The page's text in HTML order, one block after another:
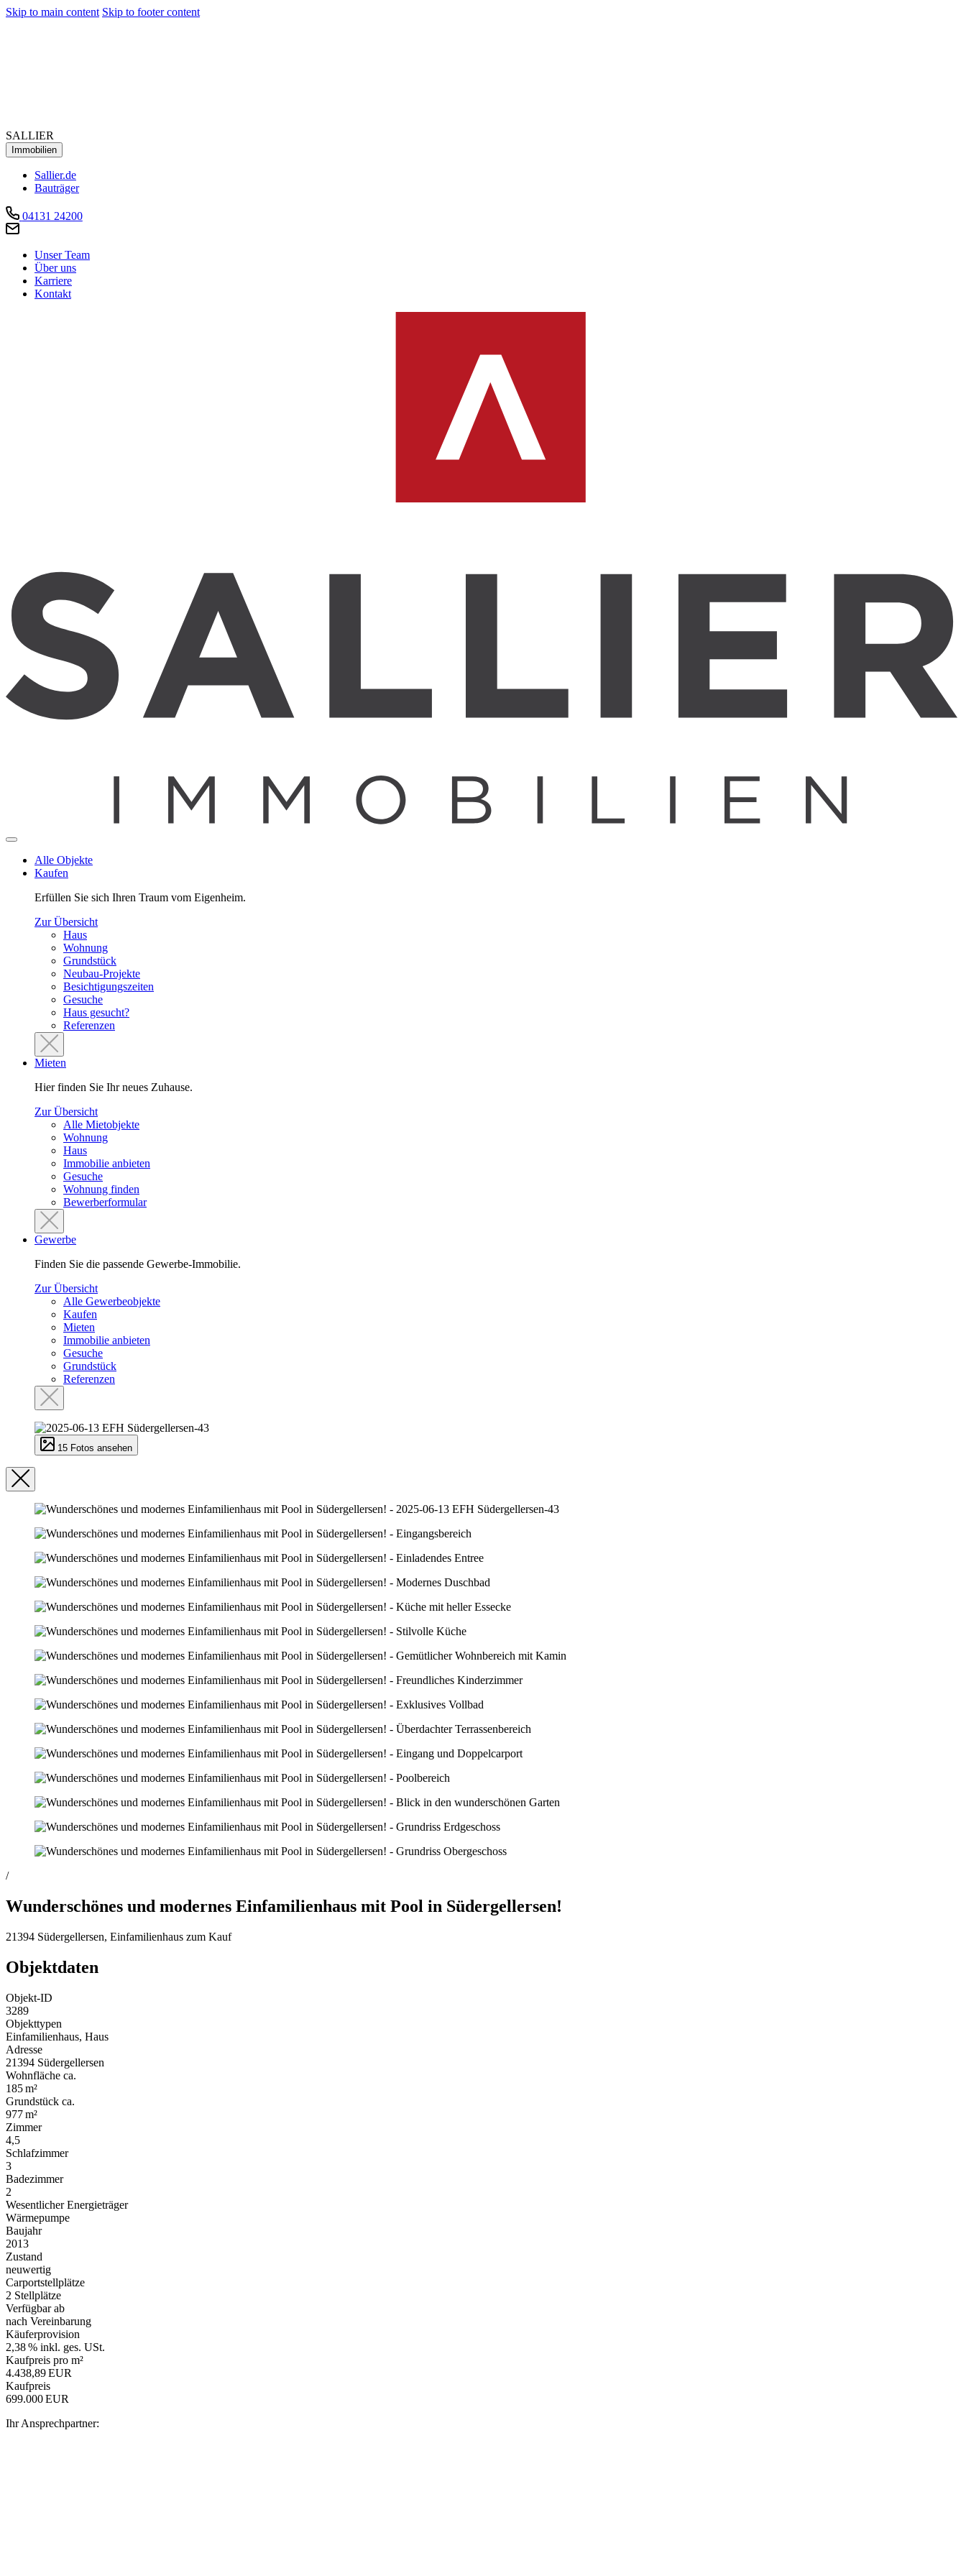
Skip to main content Skip to footer content
SALLIER
Immobilien
Sallier.de
Bauträger
04131 24200
Unser Team
Über uns
Karriere
Kontakt
Alle Objekte
Kaufen
Erfüllen Sie sich Ihren Traum vom Eigenheim.
Zur Übersicht
Haus
Wohnung
Grundstück
Neubau-Projekte
Besichtigungszeiten
Gesuche
Haus gesucht?
Referenzen
Mieten
Hier finden Sie Ihr neues Zuhause.
Zur Übersicht
Alle Mietobjekte
Wohnung
Haus
Immobilie anbieten
Gesuche
Wohnung finden
Bewerberformular
Gewerbe
Finden Sie die passende Gewerbe-Immobilie.
Zur Übersicht
Alle Gewerbeobjekte
Kaufen
Mieten
Immobilie anbieten
Gesuche
Grundstück
Referenzen
15 Fotos ansehen
/
Wunderschönes und modernes Einfamilienhaus mit Pool in Südergellersen!
21394 Südergellersen, Einfamilienhaus zum Kauf
Objektdaten
Objekt-ID
3289
Objekttypen
Einfamilienhaus, Haus
Adresse
21394 Südergellersen
Wohnfläche ca.
185 m²
Grund­stück ca.
977 m²
Zimmer
4,5
Schlafzimmer
3
Badezimmer
2
Wesentlicher Energieträger
Wärmepumpe
Baujahr
2013
Zustand
neuwertig
Carport­stellplätze
2 Stellplätze
Verfügbar ab
nach Vereinbarung
Käufer­provision
2,38 % inkl. ges. USt.
Kaufpreis pro m²
4.438,89 EUR
Kaufpreis
699.000 EUR
Ihr Ansprechpartner: